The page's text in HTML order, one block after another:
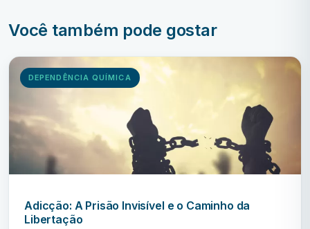
Você também pode gostar
DEPENDÊNCIA QUÍMICA
Adicção: A Prisão Invisível e o Caminho da
Libertação